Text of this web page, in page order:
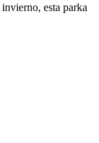
esta parka